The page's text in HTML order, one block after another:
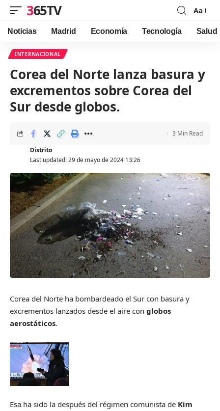
365TV
Font
Resizer
Aa
Noticias Madrid Economía Tecnología Salud
INTERNACIONAL
Corea del Norte lanza basura y
excrementos sobre Corea del
Sur desde globos.
Last updated: 29 de mayo de 2024 13:26
Distrito
3 Min Read
Corea del Norte ha bombardeado el Sur con basura y
excrementos lanzados desde el aire con globos
aerostáticos.
Esa ha sido la después del régimen comunista de Kim